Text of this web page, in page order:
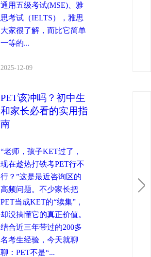
通用五级考试(MSE)、雅
思考试（IELTS），雅思
大家很了解，而比它简单
一等的...
2025-12-09
PET该冲吗？初中生
和家长必看的实用指
南
“老师，孩子KET过了，
现在趁热打铁考PET行不
行？”这是最近咨询区的
高频问题。不少家长把
PET当成KET的“续集”，
却没搞懂它的真正价值。
结合近三年带过的200多
名考生经验，今天就聊
聊：PET不是“...